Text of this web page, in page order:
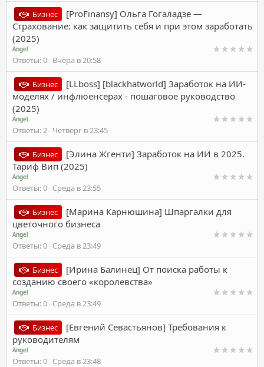
Бизнес
[ProFinansy] Ольга Гогаладзе ―
Страхование: как защитить себя и при этом заработать
(2025)
Angel
Ответы 0 Вчера в 20:58
Бизнес
[LLboss] [blackhatworld] Заработок на ИИ-
моделях / инфлюенсерах - пошаговое руководство
(2025)
Angel
Ответы 2 Четверг в 23:45
Бизнес
[Элина Жгенти] Заработок на ИИ в 2025.
Тариф Вип (2025)
Angel
Ответы 0 Среда в 23:55
Бизнес
[Марина Карнюшина] Шпаргалки для
цветочного бизнеса
Angel
Ответы 0 Среда в 23:49
Бизнес
[Ирина Балинец] От поиска работы к
созданию своего «королевства»
Angel
Ответы 0 Среда в 23:49
Бизнес
[Евгений Севастьянов] Требования к
руководителям
Angel
Ответы 0 Среда в 23:48